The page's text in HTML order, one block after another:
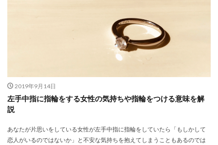
2019年9月14日
左手中指に指輪をする女性の気持ちや指輪をつける意味を解
説
あなたが片思いをしている女性が左手中指に指輪をしていたら「もしかして
恋人がいるのではないか」と不安な気持ちを抱えてしまうこともあるのでは